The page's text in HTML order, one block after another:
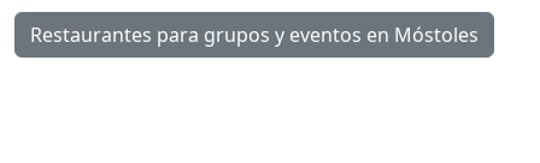
Restaurantes para grupos y eventos en Móstoles